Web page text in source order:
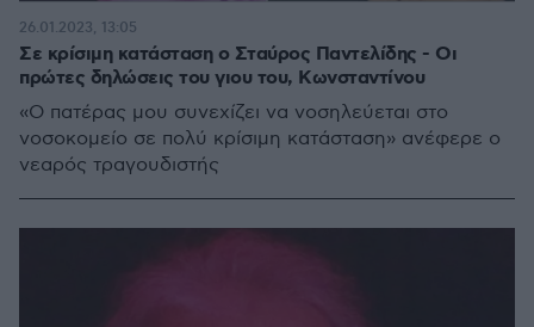
Σε κρίσιμη κατάσταση ο Σταύρος Παντελίδης - Οι
πρώτες δηλώσεις του γιου του, Κωνσταντίνου
«Ο πατέρας μου συνεχίζει να νοσηλεύεται στο
νοσοκομείο σε πολύ κρίσιμη κατάσταση» ανέφερε ο
νεαρός τραγουδιστής
26.01.2023, 13:05